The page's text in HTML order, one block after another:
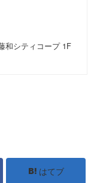
シティコープ 1F
はてブ